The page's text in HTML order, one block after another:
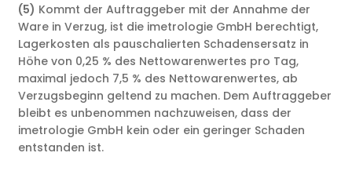
(5) Kommt der Auftraggeber mit der Annahme der
Ware in Verzug, ist die imetrologie GmbH berechtigt,
Lagerkosten als pauschalierten Schadensersatz in
Höhe von 0,25 % des Nettowarenwertes pro Tag,
maximal jedoch 7,5 % des Nettowarenwertes, ab
Verzugsbeginn geltend zu machen. Dem Auftraggeber
bleibt es unbenommen nachzuweisen, dass der
imetrologie GmbH kein oder ein geringer Schaden
entstanden ist.